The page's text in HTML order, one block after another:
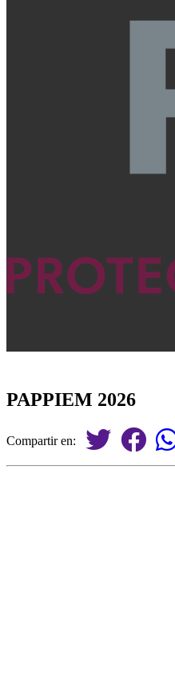
PAPPIEM 2026
Compartir en: